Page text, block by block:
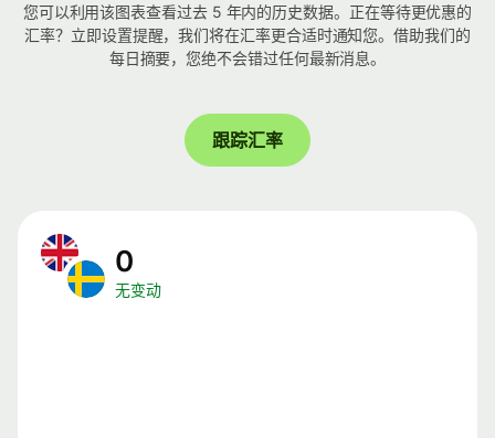
您可以利用该图表查看过去 5 年内的历史数据。正在等待更优惠的
汇率？立即设置提醒，我们将在汇率更合适时通知您。借助我们的
每日摘要，您绝不会错过任何最新消息。
跟踪汇率
0
无变动